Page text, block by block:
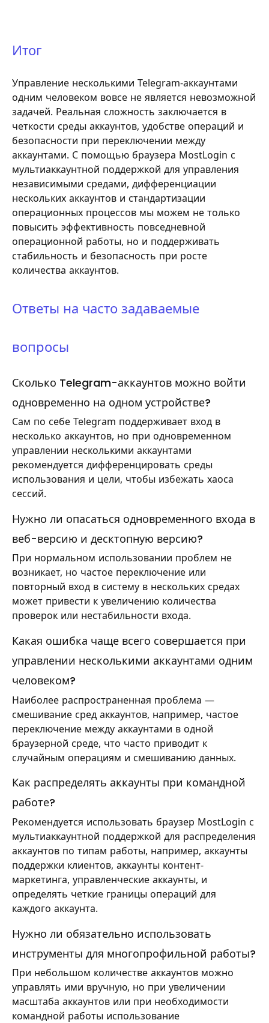
Итог
Управление несколькими Telegram-аккаунтами
одним человеком вовсе не является невозможной
задачей. Реальная сложность заключается в
четкости среды аккаунтов, удобстве операций и
безопасности при переключении между
аккаунтами. С помощью браузера MostLogin с
мультиаккаунтной поддержкой для управления
независимыми средами, дифференциации
нескольких аккаунтов и стандартизации
операционных процессов мы можем не только
повысить эффективность повседневной
операционной работы, но и поддерживать
стабильность и безопасность при росте
количества аккаунтов.
Ответы на часто задаваемые
вопросы
Сколько Telegram-аккаунтов можно войти
одновременно на одном устройстве?
Сам по себе Telegram поддерживает вход в
несколько аккаунтов, но при одновременном
управлении несколькими аккаунтами
рекомендуется дифференцировать среды
использования и цели, чтобы избежать хаоса
сессий.
Нужно ли опасаться одновременного входа в
веб-версию и десктопную версию?
При нормальном использовании проблем не
возникает, но частое переключение или
повторный вход в систему в нескольких средах
может привести к увеличению количества
проверок или нестабильности входа.
Какая ошибка чаще всего совершается при
управлении несколькими аккаунтами одним
человеком?
Наиболее распространенная проблема —
смешивание сред аккаунтов, например, частое
переключение между аккаунтами в одной
браузерной среде, что часто приводит к
случайным операциям и смешиванию данных.
Как распределять аккаунты при командной
работе?
Рекомендуется использовать браузер MostLogin с
мультиаккаунтной поддержкой для распределения
аккаунтов по типам работы, например, аккаунты
поддержки клиентов, аккаунты контент-
маркетинга, управленческие аккаунты, и
определять четкие границы операций для
каждого аккаунта.
Нужно ли обязательно использовать
инструменты для многопрофильной работы?
При небольшом количестве аккаунтов можно
управлять ими вручную, но при увеличении
масштаба аккаунтов или при необходимости
командной работы использование